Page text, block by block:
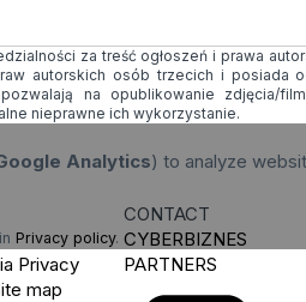
za treść ogłoszeń i prawa
autorskich osób trzecich i posiada
na opublikowanie zdjęcia/
nieprawne ich wykorzystanie.
Analytics) to analyze
Privacy policy.
Privacy
map
CONTACT
CYBERBIZNES
PARTNERS